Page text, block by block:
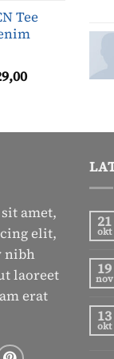
Tee
Huidige
€ 29,00.
amet,
elit,
nibh
laoreet
erat
21
okt
19
nov
13
okt